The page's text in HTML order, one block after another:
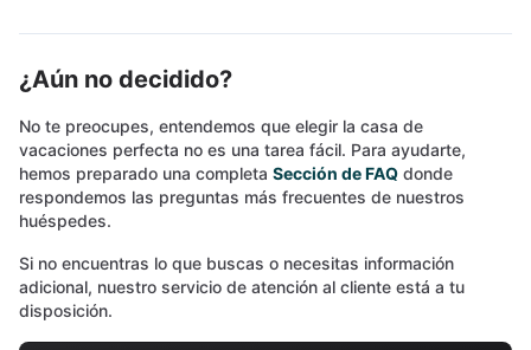
¿Aún no decidido?
No te preocupes, entendemos que elegir la casa de
vacaciones perfecta no es una tarea fácil. Para ayudarte,
hemos preparado una completa Sección de FAQ donde
respondemos las preguntas más frecuentes de nuestros
huéspedes.
Si no encuentras lo que buscas o necesitas información
adicional, nuestro servicio de atención al cliente está a tu
disposición.